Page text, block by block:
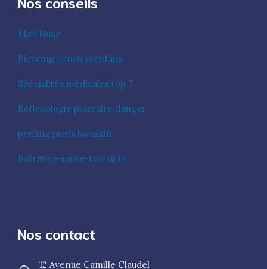
Miel Nude
Piercing conch bienfaits
Spécialités médicales top 7
Réflexologie plantaire danger
peeling pieds lovaskin
Infirmier-sante-travail.fr
Nos contact
12 Avenue Camille Claudel